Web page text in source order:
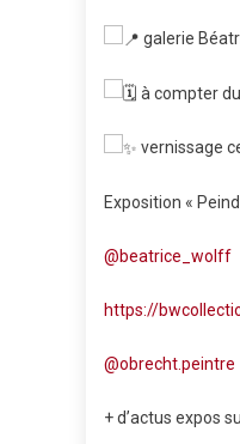
galerie
à compter
vernissage
Exposition «
@beatrice_wolff
https://
@obrecht.peintre
+ d’actus expos